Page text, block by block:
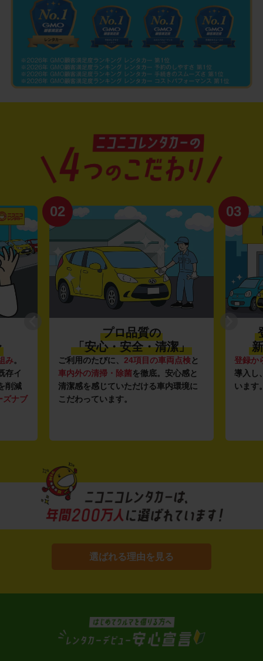
み。
存イ
削減
ズナブ
02
プロ品質の
「安心・安全・清潔」
ご利用のたびに、 24項目の車両点検と
車内外の清掃・除菌を徹底。安心感と
清潔感を感じていただける車内環境に
こだわっています。
03
登録か
導入し
います
選ばれる理由を見る